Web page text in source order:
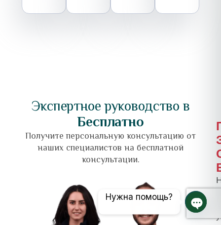
Экспертное руководство в
Бесплатно
Получите персональную консультацию от
наших специалистов на бесплатной
консультации.
Нужна помощь?